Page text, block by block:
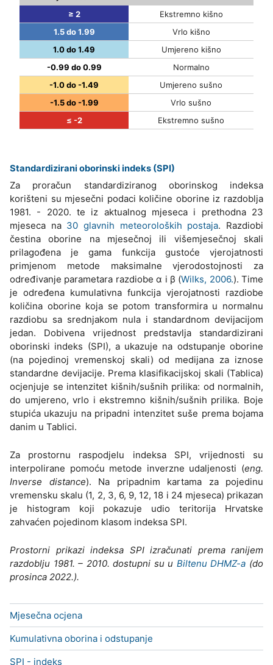
≥ 2
Ekstremno kišno
1.5 do 1.99
Vrlo kišno
1.0 do 1.49
Umjereno kišno
-0.99 do 0.99
Normalno
-1.0 do -1.49
Umjereno sušno
-1.5 do -1.99
Vrlo sušno
≤ -2
Ekstremno sušno
Standardizirani oborinski indeks (SPI)
Za proračun standardiziranog oborinskog indeksa
korišteni su mjesečni podaci količine oborine iz razdoblja
1981. - 2020. te iz aktualnog mjeseca i prethodna 23
mjeseca na 30 glavnih meteoroloških postaja. Razdiobi
čestina oborine na mjesečnoj ili višemjesečnoj skali
prilagođena je gama funkcija gustoće vjerojatnosti
primjenom metode maksimalne vjerodostojnosti za
određivanje parametara razdiobe α i β (Wilks, 2006.). Time
je određena kumulativna funkcija vjerojatnosti razdiobe
količina oborine koja se potom transformira u normalnu
razdiobu sa srednjakom nula i standardnom devijacijom
jedan. Dobivena vrijednost predstavlja standardizirani
oborinski indeks (SPI), a ukazuje na odstupanje oborine
(na pojedinoj vremenskoj skali) od medijana za iznose
standardne devijacije. Prema klasifikacijskoj skali (Tablica)
ocjenjuje se intenzitet kišnih/sušnih prilika: od normalnih,
do umjereno, vrlo i ekstremno kišnih/sušnih prilika. Boje
stupića ukazuju na pripadni intenzitet suše prema bojama
danim u Tablici.
Za prostornu raspodjelu indeksa SPI, vrijednosti su
interpolirane pomoću metode inverzne udaljenosti (eng.
Inverse distance). Na pripadnim kartama za pojedinu
vremensku skalu (1, 2, 3, 6, 9, 12, 18 i 24 mjeseca) prikazan
je histogram koji pokazuje udio teritorija Hrvatske
zahvaćen pojedinom klasom indeksa SPI.
Prostorni prikazi indeksa SPI izračunati prema ranijem
razdoblju 1981. – 2010. dostupni su u Biltenu DHMZ-a (do
prosinca 2022.).
Mjesečna ocjena
Kumulativna oborina i odstupanje
SPI - indeks